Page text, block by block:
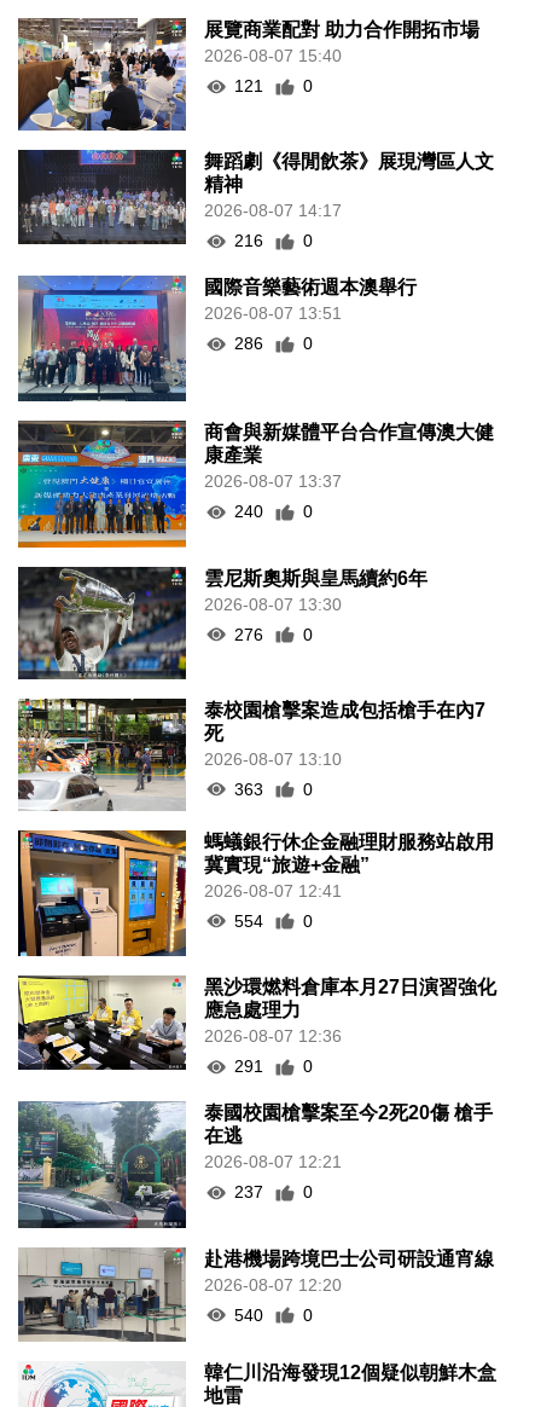
展覽商業配對 助力合作開拓市場
2026-08-07 15:40
121
0
舞蹈劇《得閒飲茶》展現灣區人文
精神
2026-08-07 14:17
216
0
國際音樂藝術週本澳舉行
2026-08-07 13:51
286
0
商會與新媒體平台合作宣傳澳大健
康產業
2026-08-07 13:37
240
0
雲尼斯奧斯與皇馬續約6年
2026-08-07 13:30
276
0
泰校園槍擊案造成包括槍手在內7
死
2026-08-07 13:10
363
0
螞蟻銀行休企金融理財服務站啟用
冀實現“旅遊+金融”
2026-08-07 12:41
554
0
黑沙環燃料倉庫本月27日演習強化
應急處理力
2026-08-07 12:36
291
0
泰國校園槍擊案至今2死20傷 槍手
在逃
2026-08-07 12:21
237
0
赴港機場跨境巴士公司研設通宵線
2026-08-07 12:20
540
0
韓仁川沿海發現12個疑似朝鮮木盒
地雷